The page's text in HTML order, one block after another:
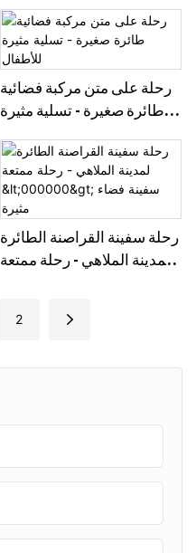
UFO ذات المسارين
رحلة على متن مركبة فضائية
طائرة صغيرة - تسلية مثيرة
رحلة سفينة القراصنة الطائرة
لمدينة الملاهي - رحلة ممتعة
2